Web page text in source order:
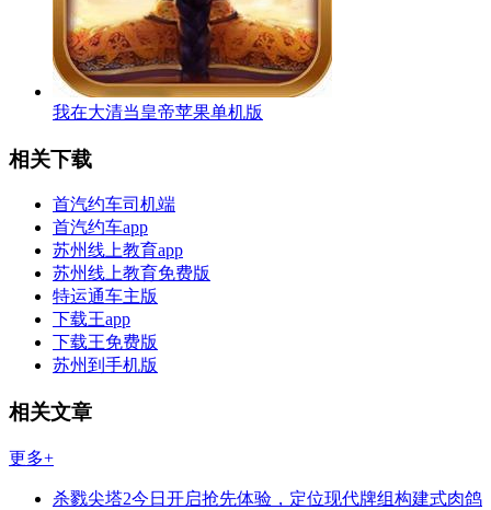
我在大清当皇帝苹果单机版
相关下载
首汽约车司机端
首汽约车app
苏州线上教育app
苏州线上教育免费版
特运通车主版
下载王app
下载王免费版
苏州到手机版
相关文章
更多+
杀戮尖塔2今日开启抢先体验，定位现代牌组构建式肉鸽